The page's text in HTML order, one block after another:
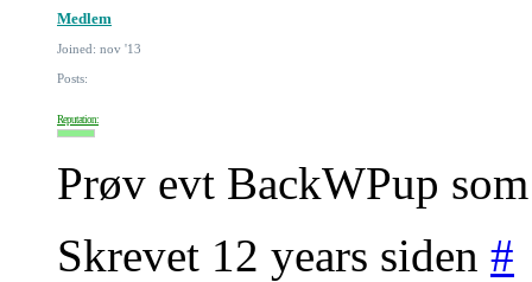
Medlem
Joined: nov '13
Posts:
Reputation:
Prøv evt BackWPup
Skrevet 12 years siden #